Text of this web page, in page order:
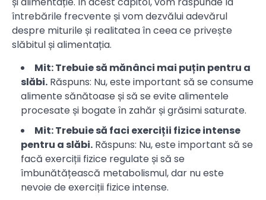
întrebările frecvente și vom dezvălui adevărul
despre miturile și realitatea în ceea ce privește
slăbitul și alimentația.
Mit: Trebuie să mănânci mai puțin pentru a
slăbi. Răspuns: Nu, este important să se consume
alimente sănătoase și să se evite alimentele
procesate și bogate în zahăr și grăsimi saturate.
Mit: Trebuie să faci exerciții fizice intense
pentru a slăbi. Răspuns: Nu, este important să se
facă exerciții fizice regulate și să se
îmbunătățească metabolismul, dar nu este
nevoie de exerciții fizice intense.